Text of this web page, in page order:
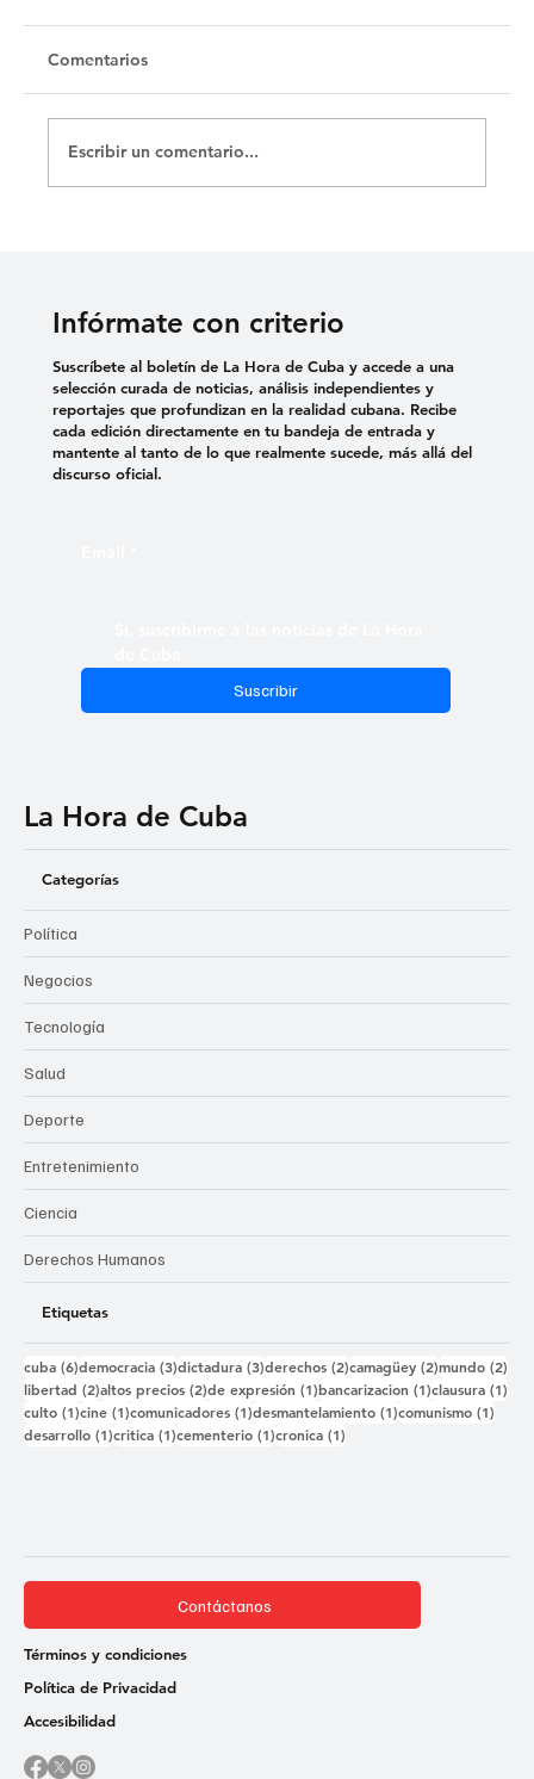
Comentarios
Escribir un comentario...
Infórmate con criterio
Suscribir
Suscríbete al boletín de La Hora de Cuba y accede a una
selección curada de noticias, análisis independientes y
reportajes que profundizan en la realidad cubana. Recibe
cada edición directamente en tu bandeja de entrada y
mantente al tanto de lo que realmente sucede, más allá del
discurso oficial.
La Hora de Cuba
Categorías
Política
Negocios
Tecnología
Salud
Deporte
Entretenimiento
Ciencia
Derechos Humanos
Etiquetas
cuba (6)6 entradas
democracia (3)3 entradas
dictadura (3)3 entradas
derechos (2)2 entradas
camagüey (2)2 entradas
mundo (2)
libertad (2)2 entradas
altos precios (2)2 entradas
de expresión (1)1 entrada
bancarizacion (1)1 entrada
clausura (1)
culto (1)1 entrada
cine (1)1 entrada
comunicadores (1)1 entrada
desmantelamiento (1)1 entrada
comunismo (1)
desarrollo (1)1 entrada
critica (1)1 entrada
cementerio (1)1 entrada
cronica (1)
Contáctanos
Términos y condiciones
Política de Privacidad
Accesibilidad